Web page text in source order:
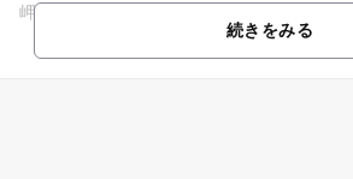
岬、竜串の玄関口となっています。周辺
さな岬が次々と現れます。...続きをみる